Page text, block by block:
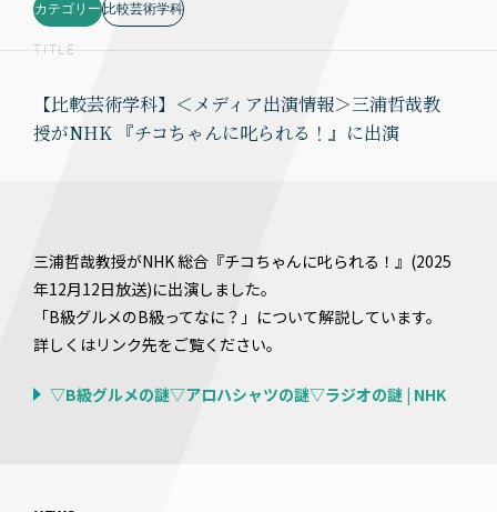
カテゴリー 比較芸術学科
TITLE
【比較芸術学科】＜メディア出演情報＞三浦哲哉教
授がNHK 『チコちゃんに叱られる！』に出演
三浦哲哉教授がNHK 総合『チコちゃんに叱られる！』(2025
年12月12日放送)に出演しました。
「B級グルメのB級ってなに？」について解説しています。
詳しくはリンク先をご覧ください。
▽B級グルメの謎▽アロハシャツの謎▽ラジオの謎 | NHK